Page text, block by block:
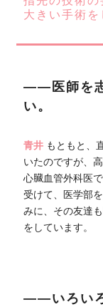
大きい手術
――医師を志
い。
青井 もともと、
いたのですが、
心臓血管外科医
受けて、医学部
みに、その友達
をしています。
――いろい